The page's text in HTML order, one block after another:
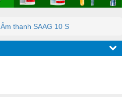
Âm thanh SAAG 10 S